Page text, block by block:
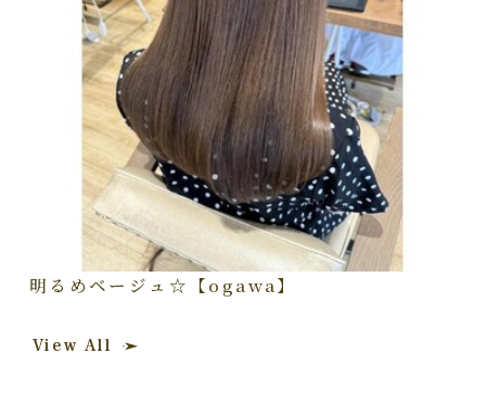
明るめベージュ☆【ogawa】
View All